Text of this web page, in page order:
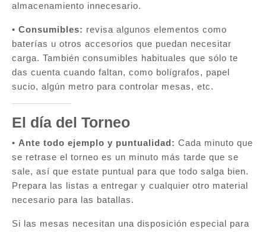
almacenamiento innecesario.
• Consumibles: revisa algunos elementos como
baterías u otros accesorios que puedan necesitar
carga. También consumibles habituales que sólo te
das cuenta cuando faltan, como bolígrafos, papel
sucio, algún metro para controlar mesas, etc.
El día del Torneo
• Ante todo ejemplo y puntualidad: Cada minuto que
se retrase el torneo es un minuto más tarde que se
sale, así que estate puntual para que todo salga bien.
Prepara las listas a entregar y cualquier otro material
necesario para las batallas.
Si las mesas necesitan una disposición especial para